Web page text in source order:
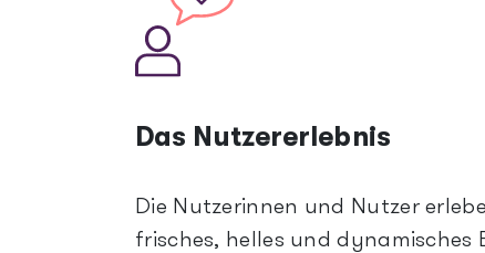
Das Nutzererlebnis
Die Nutzerinnen und Nutzer
frisches, helles und dynamisches